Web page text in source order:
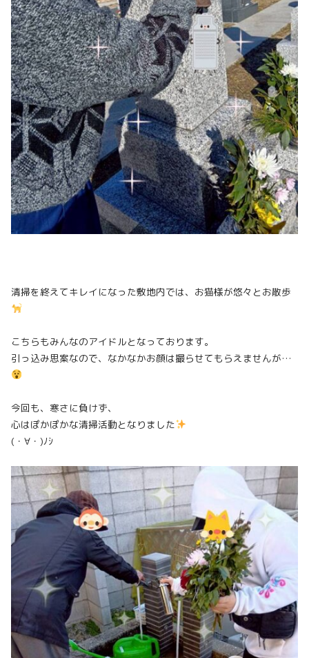
清掃を終えてキレイになった敷地内では、お猫様が悠々とお散歩
こちらもみんなのアイドルとなっております。
引っ込み思案なので、なかなかお顔は撮らせてもらえませんが…
今回も、寒さに負けず、
心はぽかぽかな清掃活動となりました
(・∀・)ﾉｼ